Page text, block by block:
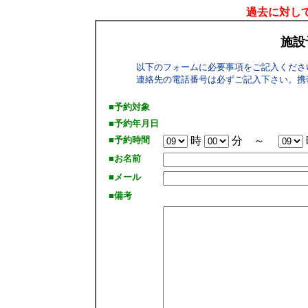
過去に対し
施設
以下のフォームに必要事項をご記入くださ
連絡先の電話番号は必ずご記入下さい。
■予約対象
■予約年月日
■予約時間
時 分 ～
■お名前
■メール
■備考